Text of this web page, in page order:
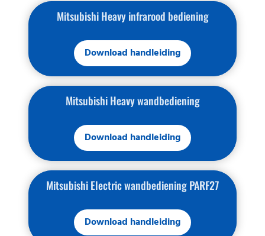
Mitsubishi Heavy infrarood bediening
Download handleiding
Mitsubishi Heavy wandbediening
Download handleiding
Mitsubishi Electric wandbediening PARF27
Download handleiding